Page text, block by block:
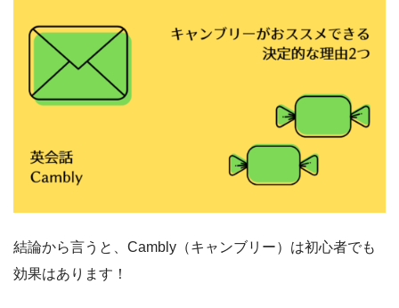
結論から言うと、Cambly（キャンブリー）は初心者でも
効果はあります！